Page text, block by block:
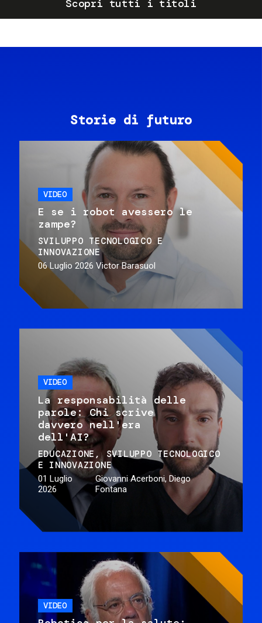
Scopri tutti i titoli
Storie di futuro
VIDEO
E se i robot avessero le
zampe?
SVILUPPO TECNOLOGICO E
INNOVAZIONE
06 Luglio 2026 Victor Barasuol
VIDEO
La responsabilità delle
parole: Chi scrive
davvero nell'era
dell'AI?
EDUCAZIONE
SVILUPPO TECNOLOGICO
E INNOVAZIONE
01 Luglio
2026
Giovanni Acerboni, Diego
Fontana
VIDEO